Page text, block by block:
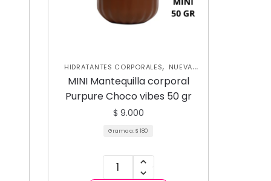
HIDRATANTES CORPORALES, NUEVA
COLECCIÓN,SKIN CARE CORPORAL
MINI Mantequilla corporal
Purpure Choco vibes 50 gr
$ 9.000
Gramo a:$ 180